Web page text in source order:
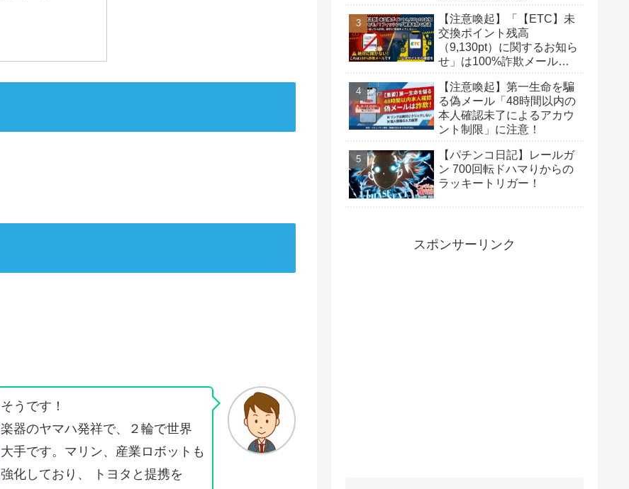
そうです！
楽器のヤマハ発祥で、２輪で世界
大手です。マリン、産業ロボットも
強化しており、 トヨタと提携を
【注意喚起】「【ETC】未
交換ポイント残高
（9,130pt）に関するお知ら
せ」は100%詐欺メール！
【注意喚起】第一生命を騙
る偽メール「48時間以内の
本人確認未了によるアカウ
ント制限」に注意！
【パチンコ日記】レールガ
ン 700回転ドハマりからの
ラッキートリガー！
スポンサーリンク